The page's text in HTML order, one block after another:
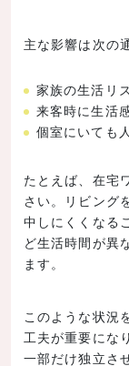
主な影響は次の
家族の生活リ
来客時に生活
個室にいても
たとえば、在宅
さい。リビング
中しにくくなる
ど生活時間が異
ます。
このような状況
工夫が重要にな
一部だけ独立さ